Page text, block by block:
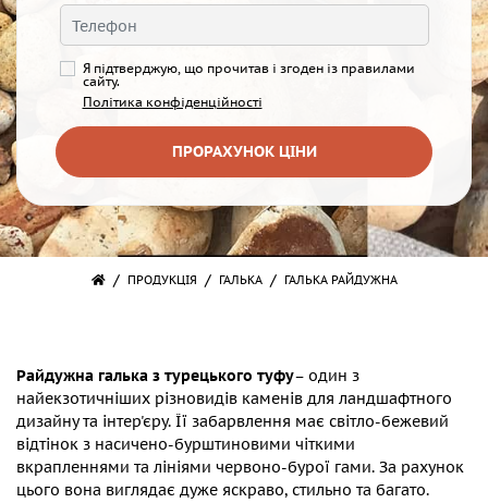
Я підтверджую, що прочитав і згоден із правилами
сайту.
Політика конфіденційності
ПРОРАХУНОК ЦІНИ
/ ПРОДУКЦІЯ / ГАЛЬКА / ГАЛЬКА РАЙДУЖНА
Райдужна галька з турецького туфу– один з
найекзотичніших різновидів каменів для ландшафтного
дизайну та інтер'єру. Її забарвлення має світло-бежевий
відтінок з насичено-бурштиновими чіткими
вкрапленнями та лініями червоно-бурої гами. За рахунок
цього вона виглядає дуже яскраво, стильно та багато.